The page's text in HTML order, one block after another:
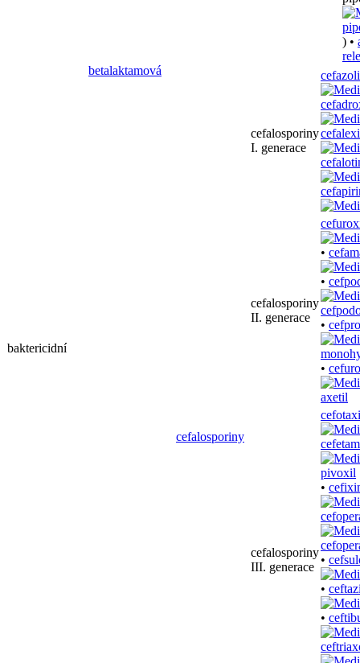
baktericidní
betalaktamová
) •
cefalosporiny
cefalosporiny
I. generace
cefalosporiny
II. generace
•
•
•
•
cefalosporiny
III. generace
•
•
•
•